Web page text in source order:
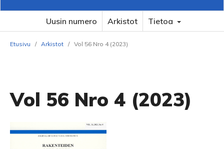
Uusin numero Arkistot Tietoa
Etusivu / Arkistot / Vol 56 Nro 4 (2023)
Vol 56 Nro 4 (2023)